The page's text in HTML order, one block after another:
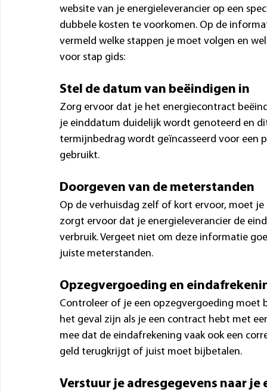
website van je energieleverancier op een
dubbele kosten te voorkomen. Op de
vermeld welke stappen je moet volgen en
voor stap gids:
Stel de datum van beëindigen in
Zorg ervoor dat je het energiecontract
je einddatum duidelijk wordt genoteerd en
termijnbedrag wordt geïncasseerd voor een
gebruikt.
Doorgeven van de meterstanden
Op de verhuisdag zelf of kort ervoor, moet
zorgt ervoor dat je energieleverancier de
verbruik. Vergeet niet om deze informatie
juiste meterstanden.
Opzegvergoeding en
Controleer of je een opzegvergoeding
het geval zijn als je een contract hebt met
mee dat de eindafrekening vaak ook een
geld terugkrijgt of juist moet bijbetalen.
Verstuur je adresgegevens naar je